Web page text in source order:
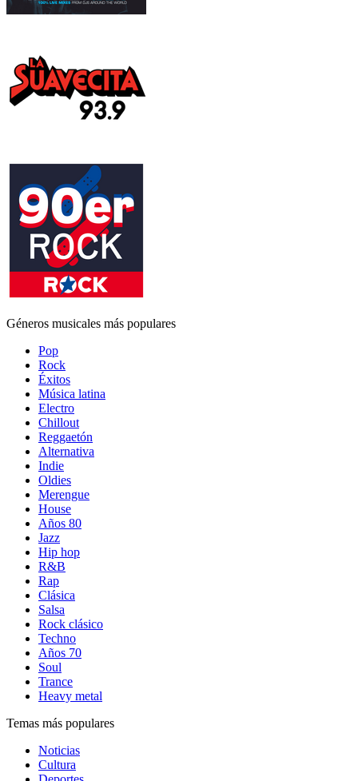
Géneros musicales más populares
Pop
Rock
Éxitos
Música latina
Electro
Chillout
Reggaetón
Alternativa
Indie
Oldies
Merengue
House
Años 80
Jazz
Hip hop
R&B
Rap
Clásica
Salsa
Rock clásico
Techno
Años 70
Soul
Trance
Heavy metal
Temas más populares
Noticias
Cultura